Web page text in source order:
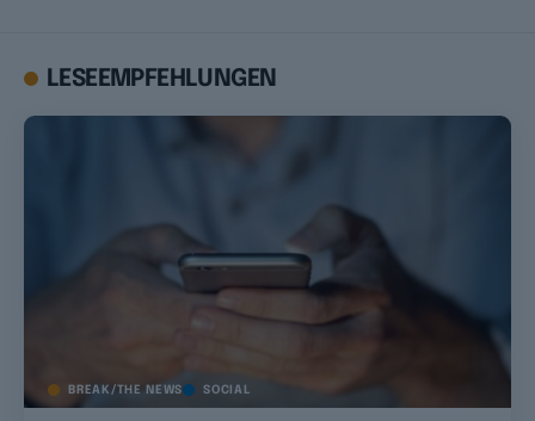
LESEEMPFEHLUNGEN
BREAK/THE NEWS SOCIAL